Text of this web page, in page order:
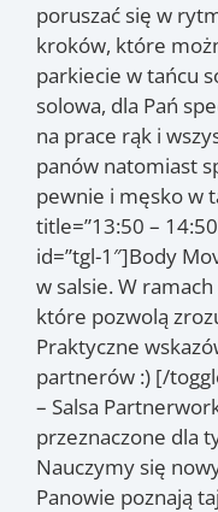
poruszać się w
kroków, które
parkiecie w tańcu
solowa, dla Pań
na prace rąk i
panów natomiast
pewnie i męsko w
title=”13:50 –
id=”tgl-1″]Body
w salsie. W
które pozwolą
Praktyczne
partnerów :) [/
– Salsa
przeznaczone dla
Nauczymy się
Panowie poznają